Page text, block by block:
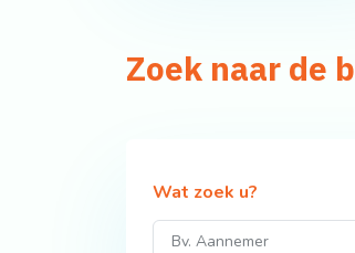
Zoek naar de
Wat zoek u?